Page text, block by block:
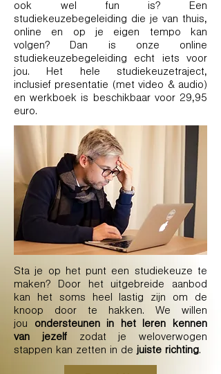
ook wel fun is? Een
studiekeuzebegeleiding die je van thuis,
online en op je eigen tempo kan
volgen? Dan is onze online
studiekeuzebegeleiding echt iets voor
jou. Het hele studiekeuzetraject,
inclusief presentatie (met video & audio)
en werkboek is beschikbaar voor 29,95
euro.
Sta je op het punt een studiekeuze te
maken? Door het uitgebreide aanbod
kan het soms heel lastig zijn om de
knoop door te hakken. We willen
jou ondersteunen in het leren kennen
van jezelfzodat je weloverwogen
stappen kan zetten in dejuiste richting.